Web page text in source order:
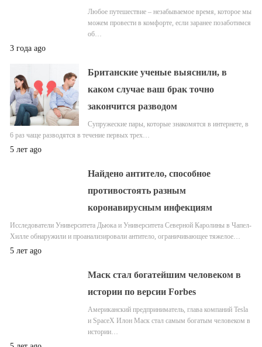
Любое путешествие – незабываемое время, которое мы
можем провести в комфорте, если заранее позаботимся
об…
3 года ago
Британские ученые выяснили, в
каком случае ваш брак точно
закончится разводом
Супружеские пары, которые знакомятся в интернете, в
6 раз чаще разводятся в течение первых трех…
5 лет ago
Найдено антитело, способное
противостоять разным
коронавирусным инфекциям
Исследователи Университета Дьюка и Университета Северной Каролины в Чапел-
Хилле обнаружили и проанализировали антитело, ограничивающее тяжелое…
5 лет ago
Маск стал богатейшим человеком в
истории по версии Forbes
Американский предприниматель, глава компаний Tesla
и SpaceX Илон Маск стал самым богатым человеком в
истории…